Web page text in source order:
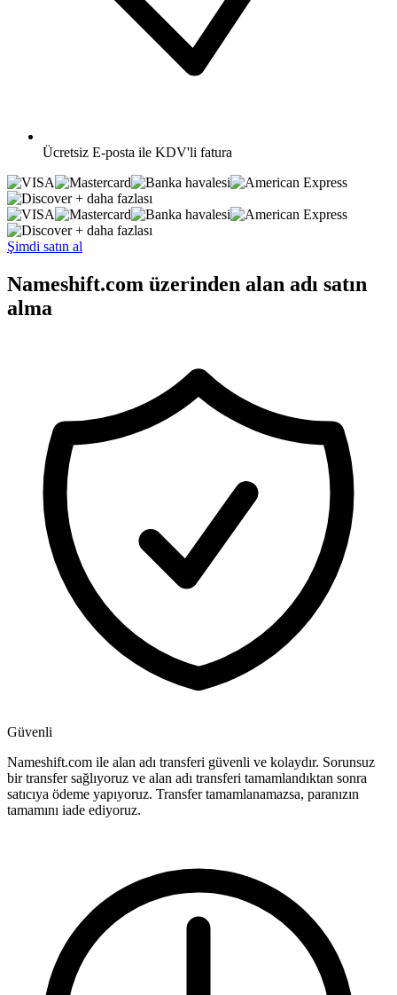
Ücretsiz E-posta ile KDV'li fatura
+ daha fazlası
+ daha fazlası
Şimdi satın al
Nameshift.com üzerinden alan adı satın
alma
Güvenli
Nameshift.com ile alan adı transferi güvenli ve kolaydır. Sorunsuz
bir transfer sağlıyoruz ve alan adı transferi tamamlandıktan sonra
satıcıya ödeme yapıyoruz. Transfer tamamlanamazsa, paranızın
tamamını iade ediyoruz.